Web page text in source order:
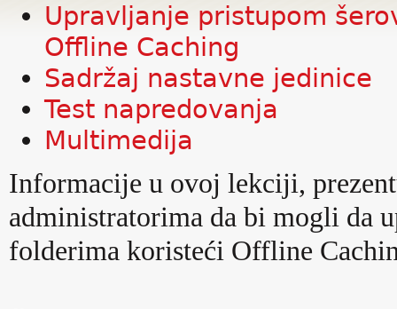
Upravljanje pristupom
Offline Caching
Sadržaj nastavne jedinice
Test napredovanja
Multimedija
Informacije u ovoj lekciji,
administratorima da bi mogli da
folderima koristeći Offline